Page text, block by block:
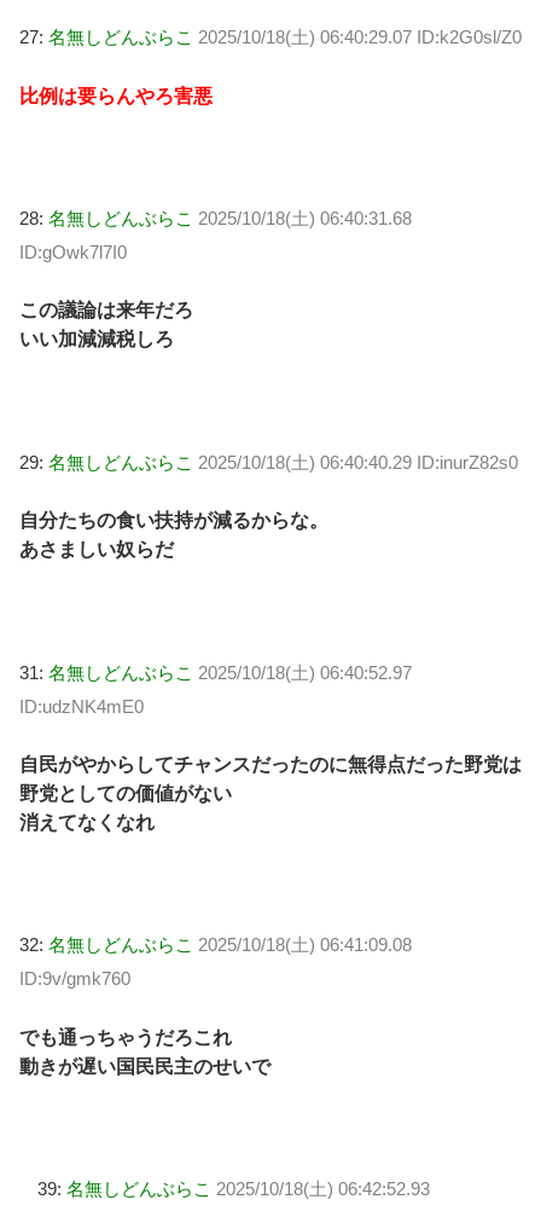
27: 名無しどんぶらこ 2025/10/18(土) 06:40:29.07 ID:k2G0sl/Z0
比例は要らんやろ害悪
28: 名無しどんぶらこ 2025/10/18(土) 06:40:31.68
ID:gOwk7l7I0
この議論は来年だろ
いい加減減税しろ
29: 名無しどんぶらこ 2025/10/18(土) 06:40:40.29 ID:inurZ82s0
自分たちの食い扶持が減るからな。
あさましい奴らだ
31: 名無しどんぶらこ 2025/10/18(土) 06:40:52.97
ID:udzNK4mE0
自民がやからしてチャンスだったのに無得点だった野党は
野党としての価値がない
消えてなくなれ
32: 名無しどんぶらこ 2025/10/18(土) 06:41:09.08
ID:9v/gmk760
でも通っちゃうだろこれ
動きが遅い国民民主のせいで
39: 名無しどんぶらこ 2025/10/18(土) 06:42:52.93